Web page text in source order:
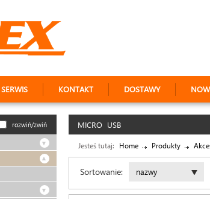
SERWIS KONTAKT DOSTAWY
rozwiń/zwiń MICRO USB
Jesteś tutaj: Home Produkty
Sortowanie: nazwy